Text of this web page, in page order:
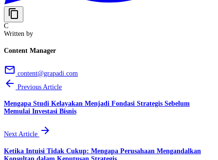
content_copy
C
Written by
Content Manager
email content@grapadi.com
arrow_back Previous Article
Mengapa Studi Kelayakan Menjadi Fondasi Strategis Sebelum
Memulai Investasi Bisnis
Next Article arrow_forward
Ketika Intuisi Tidak Cukup: Mengapa Perusahaan Mengandalkan